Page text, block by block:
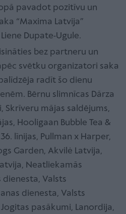
pavadot pozitīvu un
“Maxima Latvija”
Dupate-Ugule.
bez partneru un
svētku organizatori saka
radīt šo dienu
Bērnu slimnīcas Dārza
Skrīveru mājas saldējums,
Hooligaan Bubble Tea &
līnijas, Pullman x Harper,
Garden, Akvilė Latvija,
Neatliekamās
Valsts
dienesta, Valsts
pasākumi, Lanordija,